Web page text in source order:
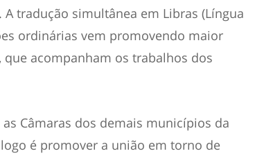
tradução simultânea em Libras (Língua
ordinárias vem promovendo maior
acompanham os trabalhos dos
Câmaras dos demais municípios da
é promover a união em torno de